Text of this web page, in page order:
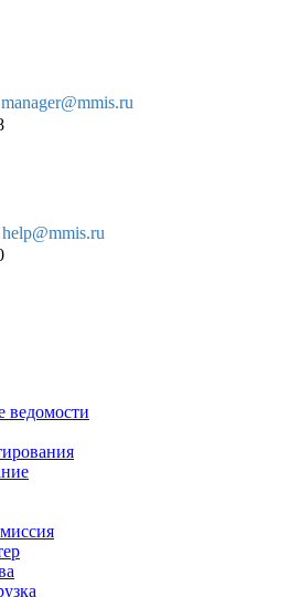
manager@mmis.ru
help@mmis.ru
ведомости